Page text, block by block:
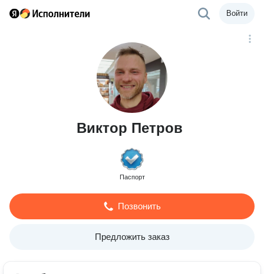
Войти
Виктор Петров
Паспорт
Позвонить
Предложить заказ